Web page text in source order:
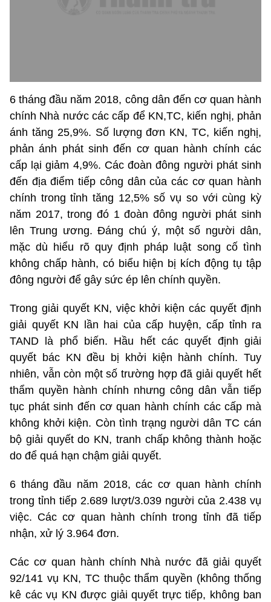
6 tháng đầu năm 2018, công dân đến cơ quan hành
chính Nhà nước các cấp để KN,TC, kiến nghị, phản
ánh tăng 25,9%. Số lượng đơn KN, TC, kiến nghị,
phản ánh phát sinh đến cơ quan hành chính các
cấp lại giảm 4,9%. Các đoàn đông người phát sinh
đến địa điểm tiếp công dân của các cơ quan hành
chính trong tỉnh tăng 12,5% số vụ so với cùng kỳ
năm 2017, trong đó 1 đoàn đông người phát sinh
lên Trung ương. Đáng chú ý, một số người dân,
mặc dù hiểu rõ quy định pháp luật song cố tình
không chấp hành, có biểu hiện bị kích động tụ tập
đông người để gây sức ép lên chính quyền.
Trong giải quyết KN, việc khởi kiện các quyết định
giải quyết KN lần hai của cấp huyện, cấp tỉnh ra
TAND là phổ biến. Hầu hết các quyết định giải
quyết bác KN đều bị khởi kiện hành chính. Tuy
nhiên, vẫn còn một số trường hợp đã giải quyết hết
thẩm quyền hành chính nhưng công dân vẫn tiếp
tục phát sinh đến cơ quan hành chính các cấp mà
không khởi kiện. Còn tình trạng người dân TC cán
bộ giải quyết do KN, tranh chấp không thành hoặc
do để quá hạn chậm giải quyết.
6 tháng đầu năm 2018, các cơ quan hành chính
trong tỉnh tiếp 2.689 lượt/3.039 người của 2.438 vụ
việc. Các cơ quan hành chính trong tỉnh đã tiếp
nhận, xử lý 3.964 đơn.
Các cơ quan hành chính Nhà nước đã giải quyết
92/141 vụ KN, TC thuộc thẩm quyền (không thống
kê các vụ KN được giải quyết trực tiếp, không ban